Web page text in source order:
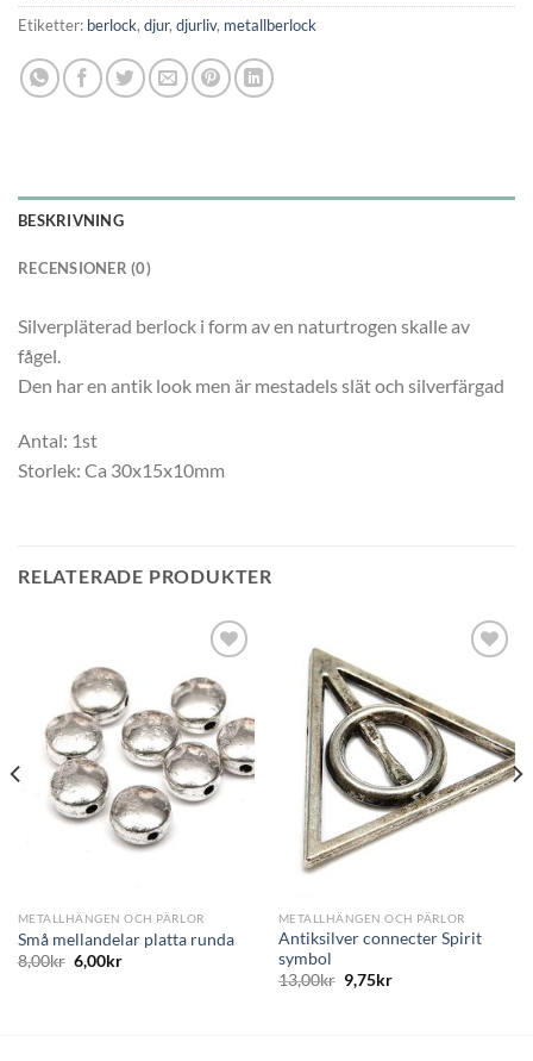
Etiketter: berlock, djur, djurliv, metallberlock
BESKRIVNING
RECENSIONER (0)
Silverpläterad berlock i form av en naturtrogen skalle av
fågel.
Den har en antik look men är mestadels slät och silverfärgad
Antal: 1st
Storlek: Ca 30x15x10mm
RELATERADE PRODUKTER
Lägg
till i
önskelistan
METALLHÄNGEN OCH PÄRLOR
Små mellandelar platta runda
8,00kr 6,00kr
till i
önskelistan
METALLHÄNGEN OCH PÄRLOR
Antiksilver connecter Spirit
symbol
13,00kr 9,75kr